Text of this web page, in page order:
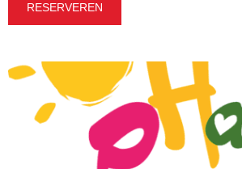
RESERVEREN